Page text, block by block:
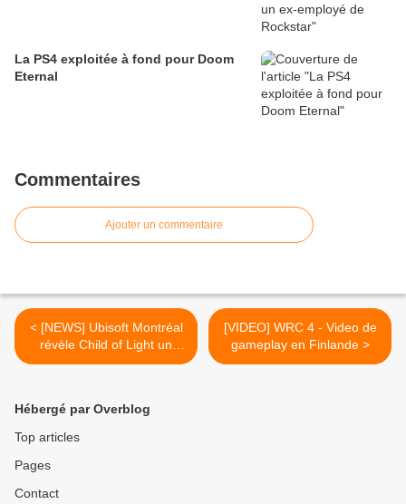
La PS4 exploitée à fond pour Doom
Eternal
Commentaires
Ajouter un commentaire
< [NEWS] Ubisoft Montréal
révèle Child of Light un
JRPG inspiré par FF6
[VIDEO] WRC 4 - Video de
gameplay en Finlande >
Hébergé par Overblog
Top articles
Pages
Contact